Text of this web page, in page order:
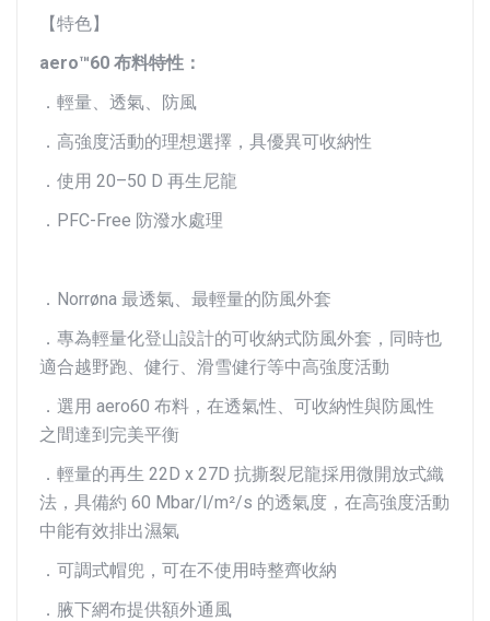
【特色】
aero™60 布料特性：
．輕量、透氣、防風
．高強度活動的理想選擇，具優異可收納性
．使用 20–50 D 再生尼龍
．PFC-Free 防潑水處理
．Norrøna 最透氣、最輕量的防風外套
．專為輕量化登山設計的可收納式防風外套，同時也
適合越野跑、健行、滑雪健行等中高強度活動
．選用 aero60 布料，在透氣性、可收納性與防風性
之間達到完美平衡
．輕量的再生 22D x 27D 抗撕裂尼龍採用微開放式織
法，具備約 60 Mbar/l/m²/s 的透氣度，在高強度活動
中能有效排出濕氣
．可調式帽兜，可在不使用時整齊收納
．腋下網布提供額外通風